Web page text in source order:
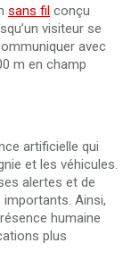
sans fil conçu
visiteur se
avec
m en champ
artificielle qui
et les véhicules.
alertes et de
Ainsi,
humaine
plus